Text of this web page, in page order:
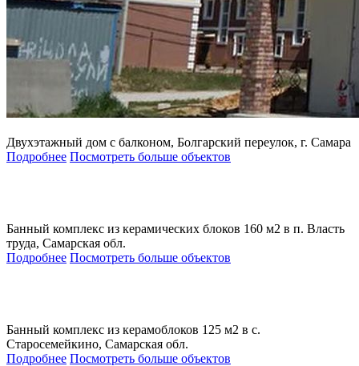
Двухэтажный дом с балконом, Болгарский переулок, г. Самара
Подробнее Посмотреть больше объектов
Банный комплекс из керамических блоков 160 м2 в п. Власть
труда, Самарская обл.
Подробнее Посмотреть больше объектов
Банный комплекс из керамоблоков 125 м2 в с.
Старосемейкино, Самарская обл.
Подробнее Посмотреть больше объектов